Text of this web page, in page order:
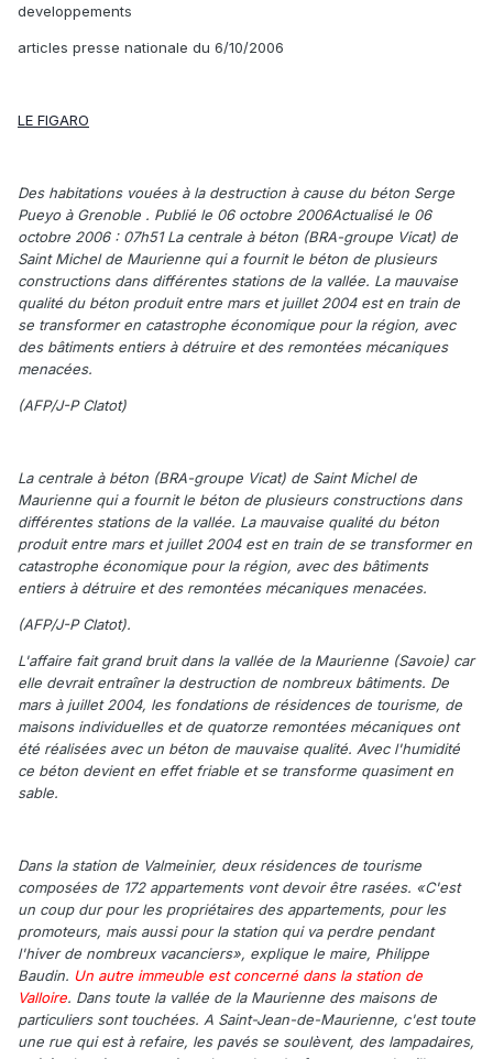
developpements
articles presse nationale du 6/10/2006
LE FIGARO
Des habitations vouées à la destruction à cause du béton Serge
Pueyo à Grenoble . Publié le 06 octobre 2006Actualisé le 06
octobre 2006 : 07h51 La centrale à béton (BRA-groupe Vicat) de
Saint Michel de Maurienne qui a fournit le béton de plusieurs
constructions dans différentes stations de la vallée. La mauvaise
qualité du béton produit entre mars et juillet 2004 est en train de
se transformer en catastrophe économique pour la région, avec
des bâtiments entiers à détruire et des remontées mécaniques
menacées.
(AFP/J-P Clatot)
La centrale à béton (BRA-groupe Vicat) de Saint Michel de
Maurienne qui a fournit le béton de plusieurs constructions dans
différentes stations de la vallée. La mauvaise qualité du béton
produit entre mars et juillet 2004 est en train de se transformer en
catastrophe économique pour la région, avec des bâtiments
entiers à détruire et des remontées mécaniques menacées.
(AFP/J-P Clatot).
L'affaire fait grand bruit dans la vallée de la Maurienne (Savoie) car
elle devrait entraîner la destruction de nombreux bâtiments. De
mars à juillet 2004, les fondations de résidences de tourisme, de
maisons individuelles et de quatorze remontées mécaniques ont
été réalisées avec un béton de mauvaise qualité. Avec l'humidité
ce béton devient en effet friable et se transforme quasiment en
sable.
Dans la station de Valmeinier, deux résidences de tourisme
composées de 172 appartements vont devoir être rasées. «C'est
un coup dur pour les propriétaires des appartements, pour les
promoteurs, mais aussi pour la station qui va perdre pendant
l'hiver de nombreux vacanciers», explique le maire, Philippe
Baudin. Un autre immeuble est concerné dans la station de
Valloire. Dans toute la vallée de la Maurienne des maisons de
particuliers sont touchées. A Saint-Jean-de-Maurienne, c'est toute
une rue qui est à refaire, les pavés se soulèvent, des lampadaires,